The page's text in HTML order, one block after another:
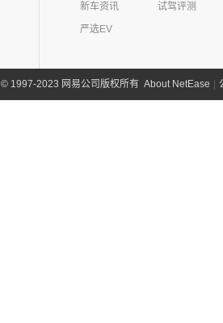
新车资讯
试驾评测
严选EV
©1997-2023 网易公司版权所有 About NetEase